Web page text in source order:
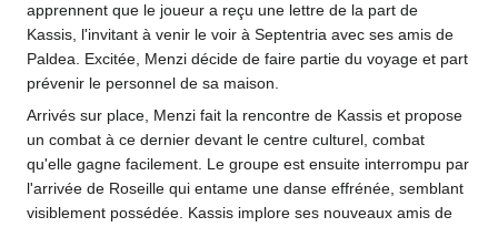
apprennent que le joueur a reçu une lettre de la part de
Kassis, l'invitant à venir le voir à Septentria avec ses amis de
Paldea. Excitée, Menzi décide de faire partie du voyage et part
prévenir le personnel de sa maison.
Arrivés sur place, Menzi fait la rencontre de Kassis et propose
un combat à ce dernier devant le centre culturel, combat
qu'elle gagne facilement. Le groupe est ensuite interrompu par
l'arrivée de Roseille qui entame une danse effrénée, semblant
visiblement possédée. Kassis implore ses nouveaux amis de